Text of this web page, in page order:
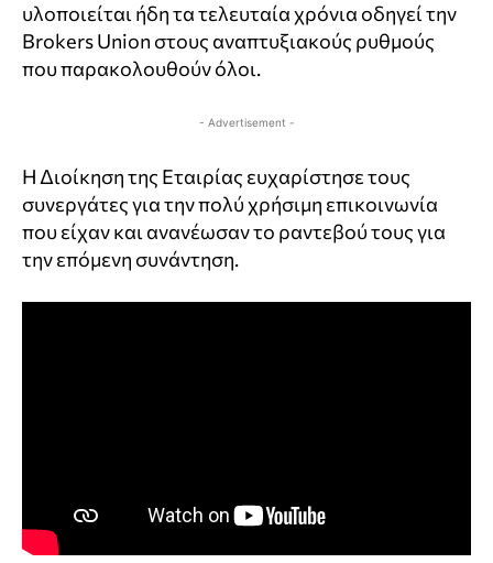
υλοποιείται ήδη τα τελευταία χρόνια οδηγεί την
Brokers Union στους αναπτυξιακούς ρυθμούς
που παρακολουθούν όλοι.
- Advertisement -
Η Διοίκηση της Εταιρίας ευχαρίστησε τους
συνεργάτες για την πολύ χρήσιμη επικοινωνία
που είχαν και ανανέωσαν το ραντεβού τους για
την επόμενη συνάντηση.